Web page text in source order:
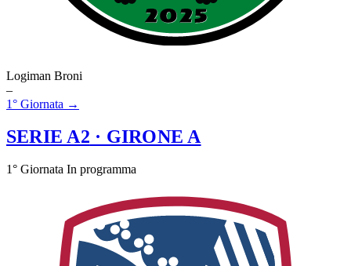
Logiman Broni
–
1° Giornata →
SERIE A2 · GIRONE A
1° Giornata In programma